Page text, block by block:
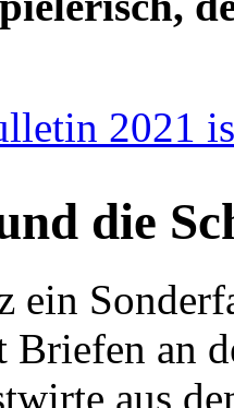
2021
die
ein
an
aus